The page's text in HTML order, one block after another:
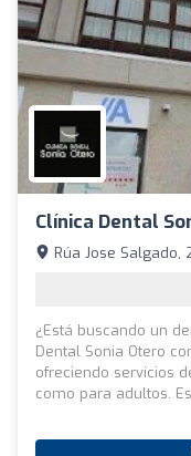
Clínica Dental
Rúa Jose Salgado,
¿Está buscando un
Dental Sonia Otero
ofreciendo servicios
como para adultos.